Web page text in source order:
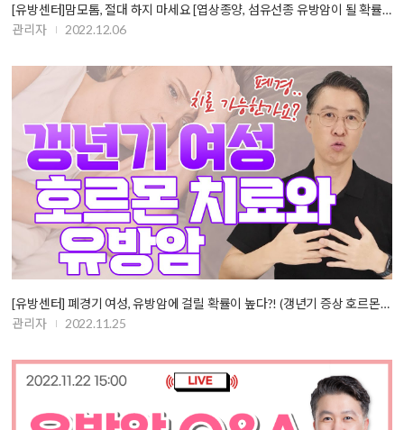
[유방센터]맘모톰, 절대 하지 마세요 [엽상종양, 섬유선종 유방암이 될 확률…
관리자
2022.12.06
[유방센터] 폐경기 여성, 유방암에 걸릴 확률이 높다?! (갱년기 증상 호르몬…
관리자
2022.11.25